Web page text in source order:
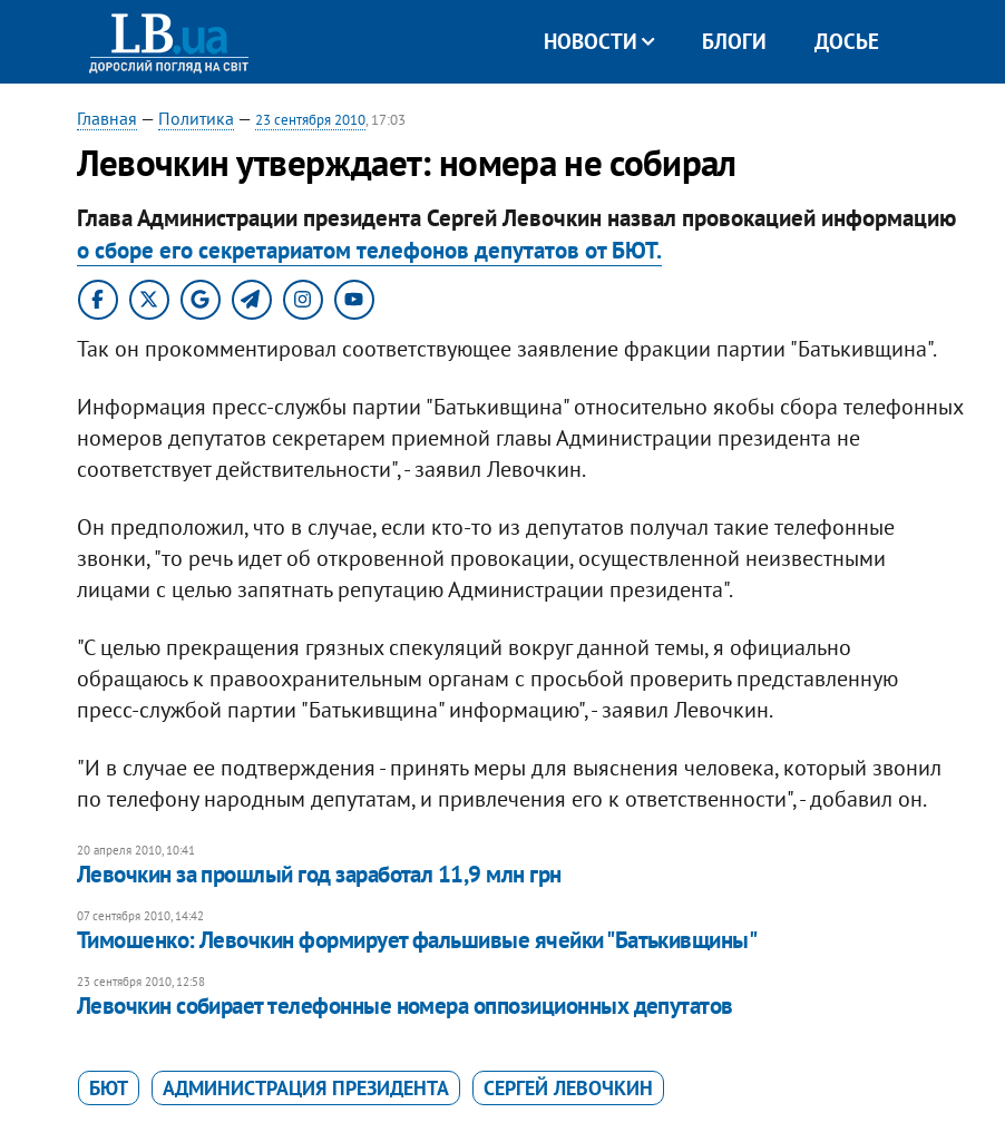
НОВОСТИ БЛОГИ ДОСЬЕ
Главная — Политика — 23 сентября 2010, 17:03
Левочкин утверждает: номера не собирал
Глава Администрации президента Сергей Левочкин назвал провокацией информацию
о сборе его секретариатом телефонов депутатов от БЮТ.
Так он прокомментировал соответствующее заявление фракции партии "Батькивщина".
Информация пресс-службы партии "Батькивщина" относительно якобы сбора телефонных
номеров депутатов секретарем приемной главы Администрации президента не
соответствует действительности", - заявил Левочкин.
Он предположил, что в случае, если кто-то из депутатов получал такие телефонные
звонки, "то речь идет об откровенной провокации, осуществленной неизвестными
лицами с целью запятнать репутацию Администрации президента".
"С целью прекращения грязных спекуляций вокруг данной темы, я официально
обращаюсь к правоохранительным органам с просьбой проверить представленную
пресс-службой партии "Батькивщина" информацию", - заявил Левочкин.
"И в случае ее подтверждения - принять меры для выяснения человека, который звонил
по телефону народным депутатам, и привлечения его к ответственности", - добавил он.
20 апреля 2010, 10:41
Левочкин за прошлый год заработал 11,9 млн грн
07 сентября 2010, 14:42
Тимошенко: Левочкин формирует фальшивые ячейки "Батькивщины"
23 сентября 2010, 12:58
Левочкин собирает телефонные номера оппозиционных депутатов
БЮТ АДМИНИСТРАЦИЯ ПРЕЗИДЕНТА СЕРГЕЙ ЛЕВОЧКИН